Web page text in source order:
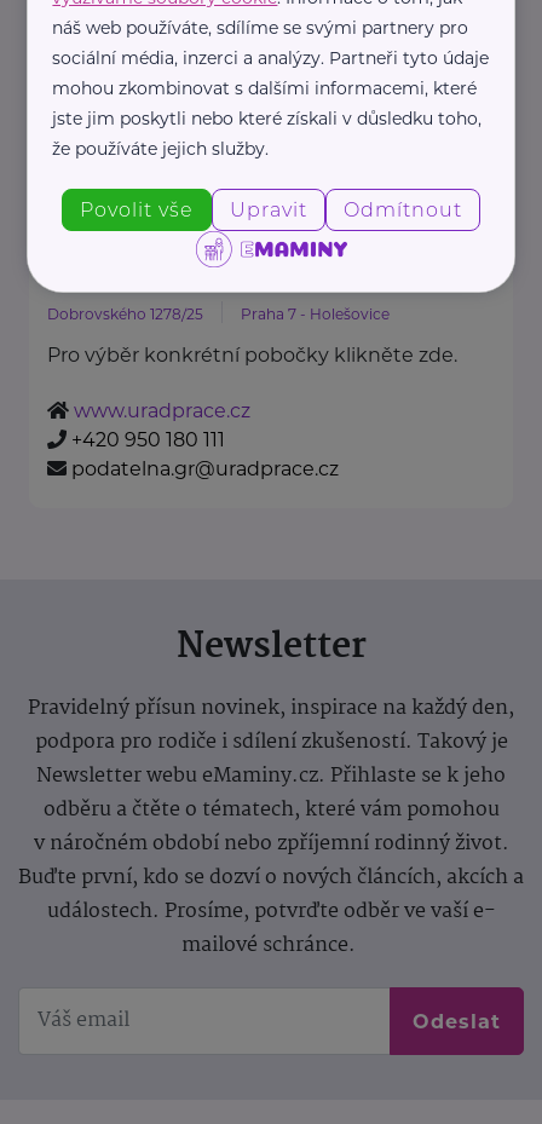
Oděvní banka je charitativní
organizace, která každoročně
poskytuje více ...
https://www.odevnibanka.cz/
+420 702 019 159
info@odevnibanka.cz
Úřad práce České republiky
Dobrovského 1278/25 Praha 7 - Holešovice
Pro výběr konkrétní pobočky klikněte zde.
www.uradprace.cz
+420 950 180 111
podatelna.gr@uradprace.cz
Newsletter
Pravidelný přísun novinek, inspirace na každý den,
podpora pro rodiče i sdílení zkušeností. Takový je
Newsletter webu eMaminy.cz. Přihlaste se k jeho
odběru a čtěte o tématech, které vám pomohou
v náročném období nebo zpříjemní rodinný život.
Buďte první, kdo se dozví o nových článcích, akcích a
událostech. Prosíme, potvrďte odběr ve vaší e-
mailové schránce.
Odeslat
náš web používáte, sdílíme se svými partnery pro
sociální média, inzerci a analýzy. Partneři tyto údaje
mohou zkombinovat s dalšími informacemi, které
jste jim poskytli nebo které získali v důsledku toho,
že používáte jejich služby.
Povolit vše Upravit Odmítnout